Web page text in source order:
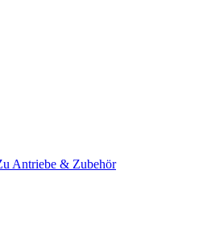
Antriebe & Zubehör